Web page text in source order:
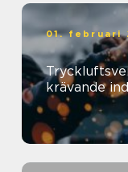
01. februari
krävande